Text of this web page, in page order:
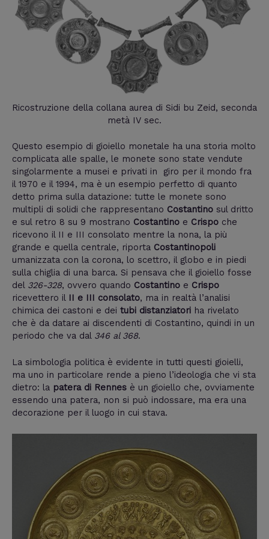
Ricostruzione della collana aurea di Sidi bu Zeid, seconda
metà IV sec.
Questo esempio di gioiello monetale ha una storia molto
complicata alle spalle, le monete sono state vendute
singolarmente a musei e privati in giro per il mondo fra
il 1970 e il 1994, ma è un esempio perfetto di quanto
detto prima sulla datazione: tutte le monete sono
multipli di solidi che rappresentano Costantino sul dritto
e sul retro 8 su 9 mostrano Costantino e Crispo che
ricevono il II e III consolato mentre la nona, la più
grande e quella centrale, riporta Costantinopoli
umanizzata con la corona, lo scettro, il globo e in piedi
sulla chiglia di una barca. Si pensava che il gioiello fosse
del 326-328, ovvero quando Costantino e Crispo
ricevettero il II e III consolato, ma in realtà l’analisi
chimica dei castoni e dei tubi distanziatori ha rivelato
che è da datare ai discendenti di Costantino, quindi in un
periodo che va dal 346 al 368.
La simbologia politica è evidente in tutti questi gioielli,
ma uno in particolare rende a pieno l’ideologia che vi sta
dietro: la patera di Rennes è un gioiello che, ovviamente
essendo una patera, non si può indossare, ma era una
decorazione per il luogo in cui stava.